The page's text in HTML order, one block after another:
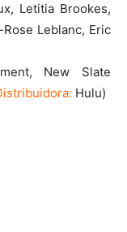
Letitia Brookes,
Leblanc, Eric
New Slate
Hulu)